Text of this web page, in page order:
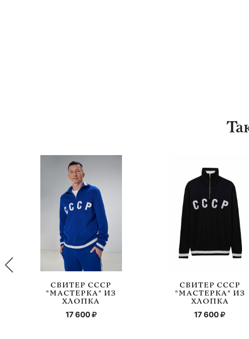
СВИТЕР СССР
"МАСТЕРКА" ИЗ
ХЛОПКА
17 600
СВИТЕР СССР
"МАСТЕРКА" ИЗ
ХЛОПКА
17 600